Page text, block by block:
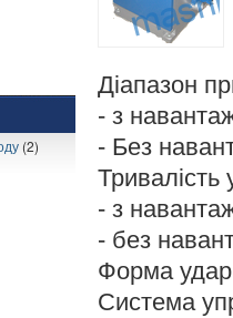
(2)
Діапазон
- з
- Без
Тривалість
- з
- без
Форма
Система